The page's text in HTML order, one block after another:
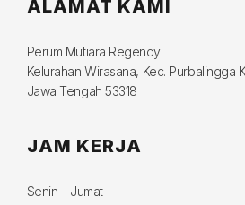
ALAMAT KAMI
Perum Mutiara Regency
Kelurahan Wirasana, Kec. Purbalingga
Jawa Tengah 53318
JAM KERJA
Senin – Jumat